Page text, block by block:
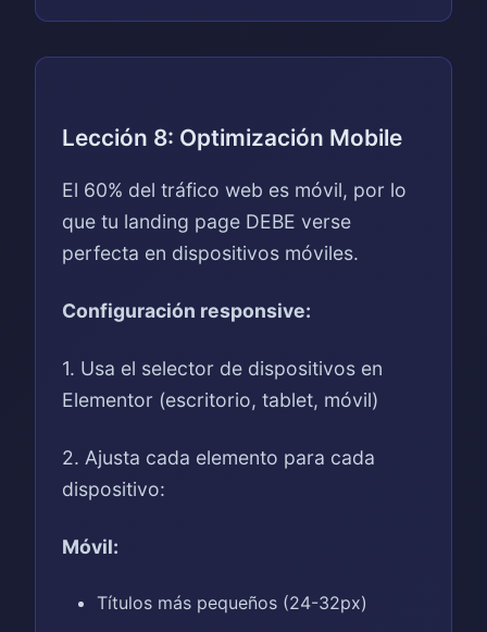
Lección 8: Optimización Mobile
El 60% del tráfico web es móvil, por lo
que tu landing page DEBE verse
perfecta en dispositivos móviles.
Configuración responsive:
1. Usa el selector de dispositivos en
Elementor (escritorio, tablet, móvil)
2. Ajusta cada elemento para cada
dispositivo:
Móvil:
Títulos más pequeños (24-32px)